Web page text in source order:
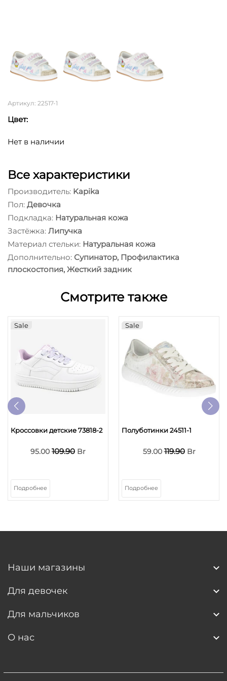
Артикул: 22517-1
Цвет:
Нет в наличии
Все характеристики
Производитель: Kapika
Пол: Девочка
Подкладка: Натуральная кожа
Застёжка: Липучка
Материал стельки: Натуральная кожа
Дополнительно: Супинатор, Профилактика
плоскостопия, Жесткий задник
Смотрите также
Sale
Кроссовки детские 73818-2
95.00 109.90 Br
Подробнее
Sale
Полуботинки 24511-1
59.00119.90Br
Подробнее
Наши магазины
Для девочек
Для мальчиков
О нас